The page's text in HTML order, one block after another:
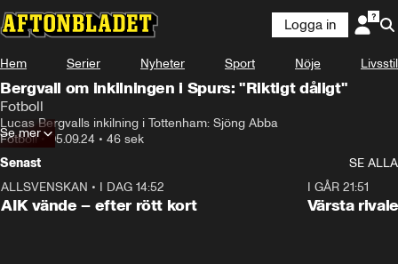
Logga in
Hem Serier Nyheter Sport Nöje Livsstil
Bergvall om inkilningen i Spurs: "Riktigt dåligt"
Fotboll
Lucas Bergvalls inkilning i Tottenham: Sjöng Abba
Fotboll•05.09.24 • 46 sek
Se mer
Senast
SE ALLA
ALLSVENSKAN • I DAG 14:52
AIK vände – efter rött kort
I GÅR 21:51
Värsta